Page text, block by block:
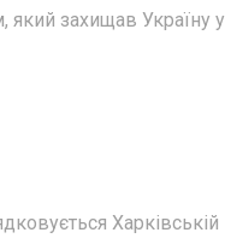
захищав Україну у
Харківській